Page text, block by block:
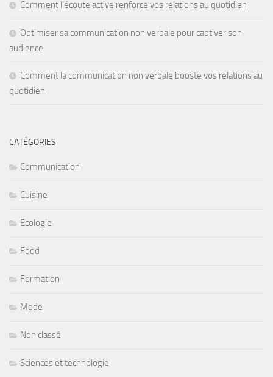
Comment l’écoute active renforce vos relations au quotidien
Optimiser sa communication non verbale pour captiver son
audience
Comment la communication non verbale booste vos relations au
quotidien
CATÉGORIES
Communication
Cuisine
Ecologie
Food
Formation
Mode
Non classé
Sciences et technologie